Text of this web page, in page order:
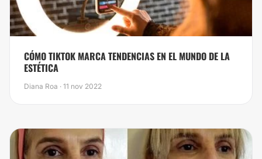
CÓMO TIKTOK MARCA TENDENCIAS EN EL MUNDO DE LA
ESTÉTICA
Diana Roa · 11 nov 2022